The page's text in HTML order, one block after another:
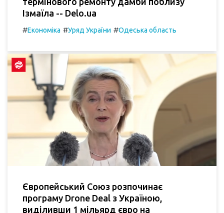
Ізмаїла -- Delo.ua
#Економіка #Уряд України #Одеська область
Європейський Союз розпочинає
програму Drone Deal з Україною,
виділивши 1 мільярд євро на